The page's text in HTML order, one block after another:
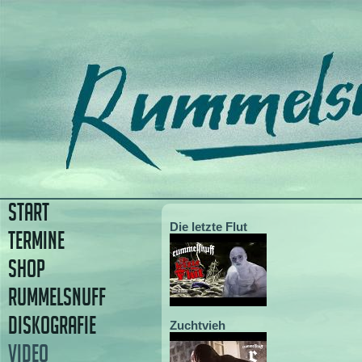
Die letzte Flut
Zuchtvieh
START
TERMINE
SHOP
RUMMELSNUFF
DISKOGRAFIE
VIDEO